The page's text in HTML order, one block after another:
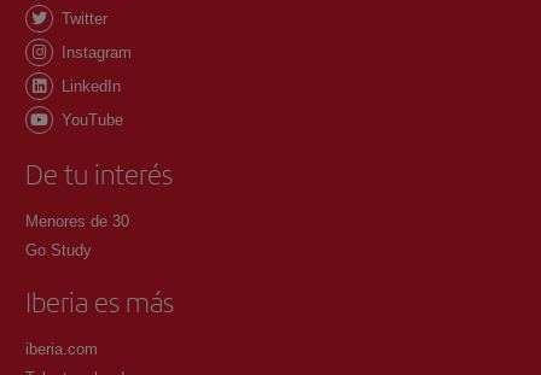
Twitter
Instagram
LinkedIn
YouTube
De tu interés
Menores de 30
Go Study
Iberia es más
iberia.com